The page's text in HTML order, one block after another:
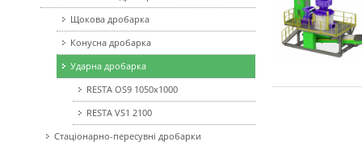
Щокова дробарка
Конусна дробарка
Ударна дробарка
RESTA OS9 1050x1000
RESTA VS1 2100
Стаціонарно-пересувні дробарки